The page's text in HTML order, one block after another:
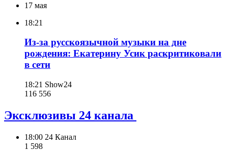
17 мая
18:21
Из-за русскоязычной музыки на дне
рождения: Екатерину Усик раскритиковали
в сети
18:21 Show24
116 556
Эксклюзивы 24 канала
18:00 24 Канал
1 598